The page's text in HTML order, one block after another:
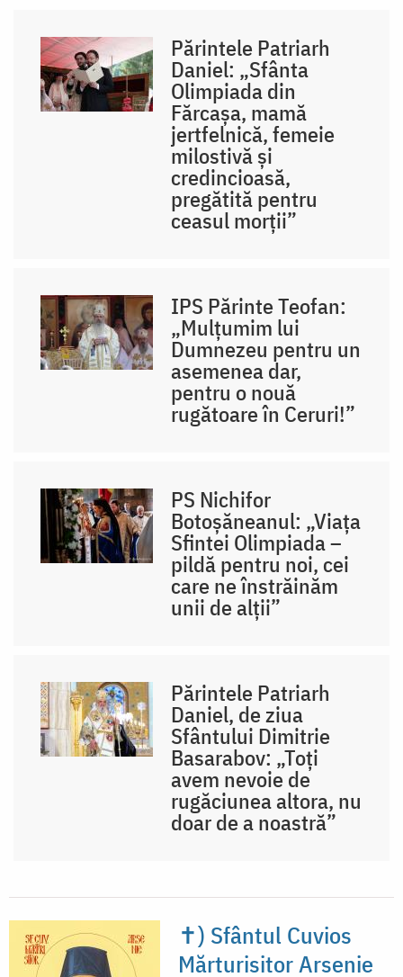
Părintele Patriarh
Daniel: „Sfânta
Olimpiada din
Fărcașa, mamă
jertfelnică, femeie
milostivă și
credincioasă,
pregătită pentru
ceasul morții”
IPS Părinte Teofan:
„Mulțumim lui
Dumnezeu pentru un
asemenea dar,
pentru o nouă
rugătoare în Ceruri!”
PS Nichifor
Botoșăneanul: „Viața
Sfintei Olimpiada –
pildă pentru noi, cei
care ne înstrăinăm
unii de alții”
Părintele Patriarh
Daniel, de ziua
Sfântului Dimitrie
Basarabov: „Toți
avem nevoie de
rugăciunea altora, nu
doar de a noastră”
✝) Sfântul Cuvios
Mărturisitor Arsenie